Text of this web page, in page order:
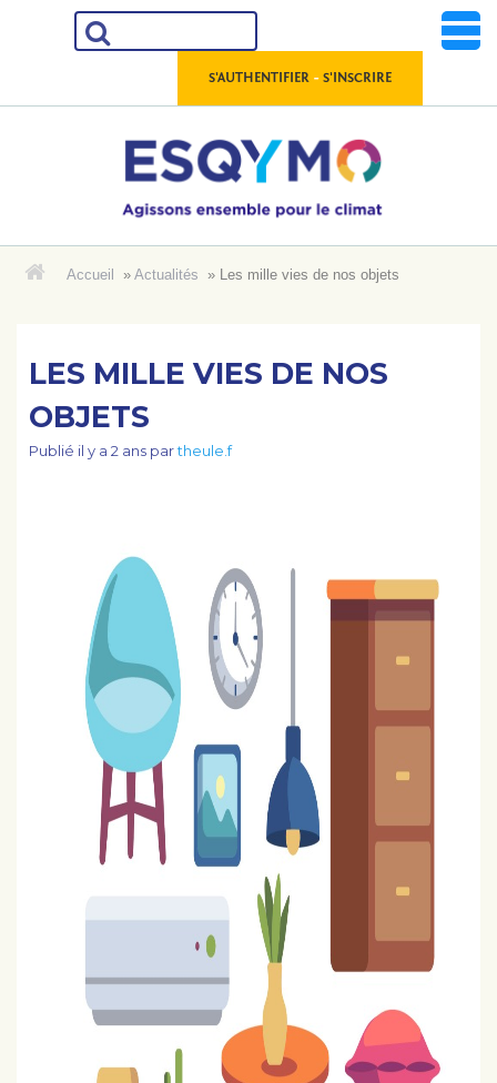
S'AUTHENTIFIER- S'INSCRIRE
ACCUEIL
LES ACTIONS
PARTICIPEZ !
ESPACE MEMBRE
Accueil » Actualités » Les mille vies de nos objets
LES MILLE VIES DE NOS
OBJETS
Publié il y a 2 ans partheule.f